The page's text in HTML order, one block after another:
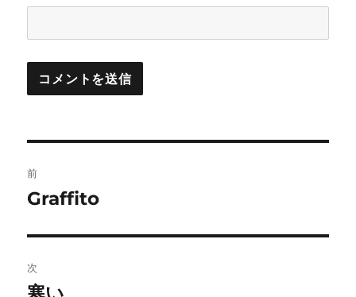
稿
ビ
ゲ
前
前
投
稿:
Graffito
次
次